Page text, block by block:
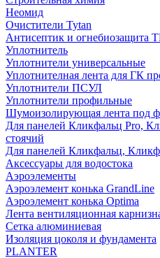
Неомид
Очистители Tytan
Антисептик и огнебиозащита
Уплотнитель
Уплотнители универсальные
Уплотнителная лента для ГК
Уплотнители ПСУЛ
Уплотнители профильные
Шумоизолирующая лента под
Для панелей Кликфальц Pro,
стоячий
Для панелей Кликфальц,
Аксессуары для водостока
Аэроэлементы
Аэроэлемент конька GrandLine
Аэроэлемент конька Optima
Лента вентиляционная
Сетка алюминиевая
Изоляция цоколя и фундамента
PLANTER